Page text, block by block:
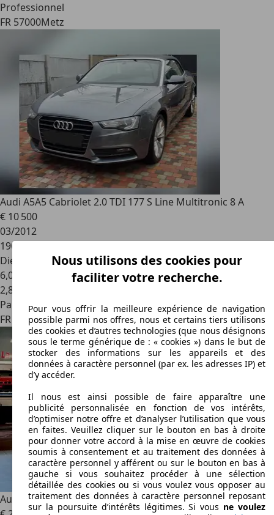
Professionnel
FR 57000Metz
Audi A5A5 Cabriolet 2.0 TDI 177 S Line Multitronic 8 A
€ 10 500
03/2012
190 000 km
Diesel
6,0 l/100 km (mixte)
2,8
Particulier
FR 93190Livry-gargan
Audi A5Cabriolet 2.0 TDi 190cv 3x S-LINE - S tronic
Nous utilisons des cookies pour
faciliter votre recherche.
Pour vous offrir la meilleure expérience de navigation
possible parmi nos offres, nous et certains tiers utilisons
des cookies et d’autres technologies (que nous désignons
sous le terme générique de : « cookies ») dans le but de
stocker des informations sur les appareils et des
données à caractère personnel (par ex. les adresses IP) et
d’y accéder.
Il nous est ainsi possible de faire apparaître une
publicité personnalisée en fonction de vos intérêts,
d’optimiser notre offre et d’analyser l’utilisation que vous
en faites. Veuillez cliquer sur le bouton en bas à droite
pour donner votre accord à la mise en œuvre de cookies
soumis à consentement et au traitement des données à
caractère personnel y afférent ou sur le bouton en bas à
gauche si vous souhaitez procéder à une sélection
détaillée des cookies ou si vous voulez vous opposer au
traitement des données à caractère personnel reposant
sur la poursuite d’intérêts légitimes. Si vous ne voulez